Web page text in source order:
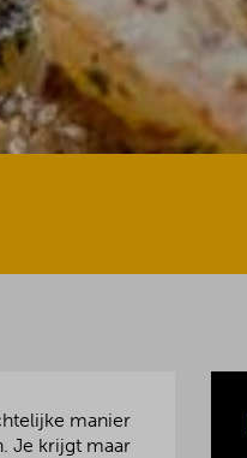
manier
Je krijgt maar